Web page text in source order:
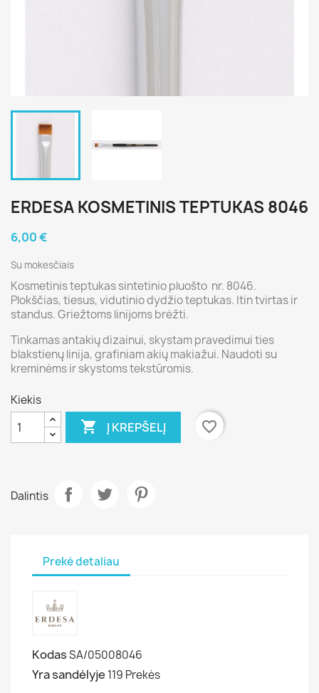
ERDESA KOSMETINIS TEPTUKAS 8046
6,00 €
Su mokesčiais
Kosmetinis teptukas sintetinio pluošto nr. 8046.
Plokščias, tiesus, vidutinio dydžio teptukas. Itin tvirtas ir
standus. Griežtoms linijoms brėžti.
Tinkamas antakių dizainui, skystam pravedimui ties
blakstienų linija, grafiniam akių makiažui. Naudoti su
kreminėms ir skystoms tekstūromis.
Kiekis
 Į KREPŠELĮ favorite_border
Dalintis
Prekė detaliau
KodasSA/05008046
Yra sandėlyje 119 Prekės